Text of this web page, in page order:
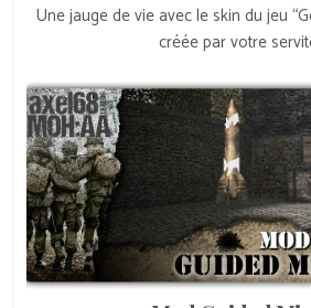
Une jauge de vie avec le skin du jeu
créée par votre